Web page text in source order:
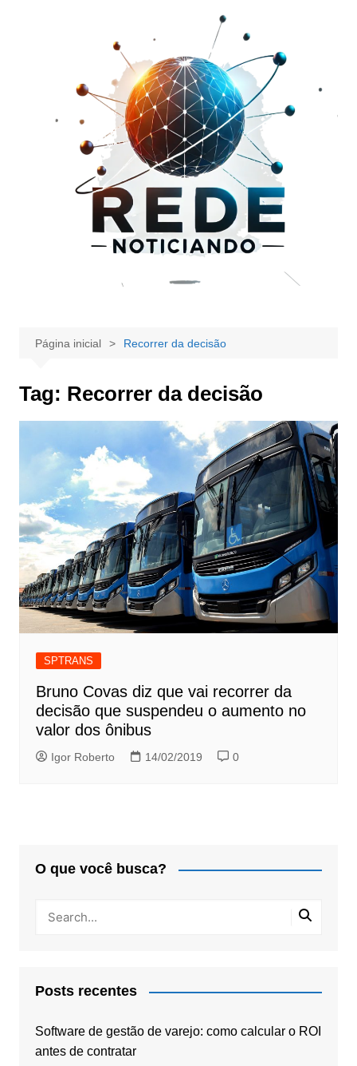
Página inicial Recorrer da decisão
Tag: Recorrer da decisão
SPTRANS
Bruno Covas diz que vai recorrer da
decisão que suspendeu o aumento no
valor dos ônibus
Igor Roberto 14/02/2019 0
O que você busca?
Posts recentes
Software de gestão de varejo: como calcular o ROI
antes de contratar